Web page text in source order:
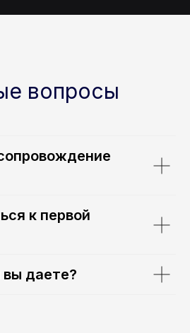
вопросы
к первой
вы даете?